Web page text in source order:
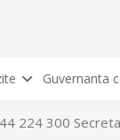
Guvernanta
224 300